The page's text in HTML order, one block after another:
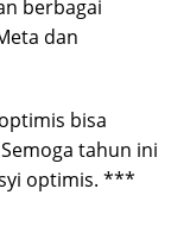
berbagai
dan
bisa
tahun ini
optimis. ***